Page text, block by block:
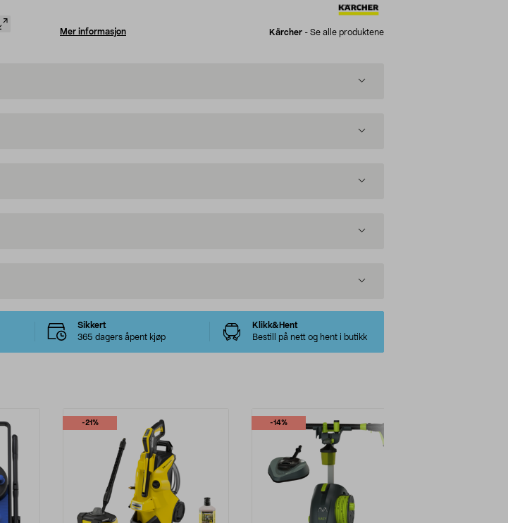
Mer informasjon Kärcher - Se alle produktene
Sikkert
365 dagers åpent kjøp
Klikk&Hent
Bestill på nett og hent i butikk
-21% -14%